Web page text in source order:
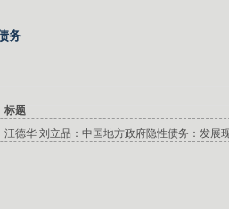
务
标题
汪德华 刘立品：中国地方政府隐性债务：发展